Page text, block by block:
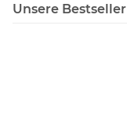
Unsere Bestseller